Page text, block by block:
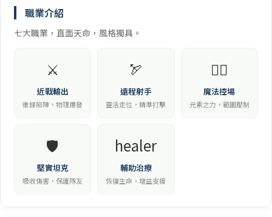
職業介紹
七大職業，直面天命，風格獨具。
⚔️
近戰輸出
衝鋒陷陣，物理爆發
🏹
遠程射手
靈活走位，精準打擊
🧙‍♀️
魔法控場
元素之力，範圍壓制
🛡️
堅實坦克
吸收傷害，保護隊友
healer
輔助治療
恢復生命，增益支援